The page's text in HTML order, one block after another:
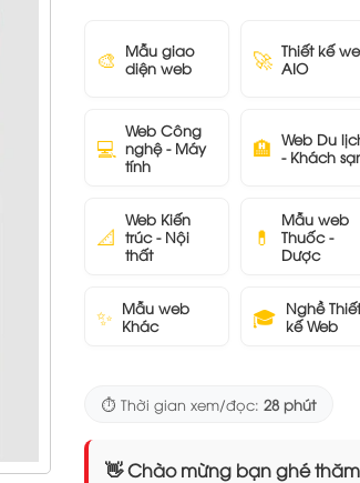
🎨
Mẫu giao
diện web
🚀 Thiết kế
AIO
💻
Web Công
nghệ - Máy
tính
🏨 Web Du
- Khách
📐
Web Kiến
trúc - Nội
thất
💊
Mẫu web
Thuốc -
Dược
✨ Mẫu web
Khác
🎓 Nghề
kế Web
⏱️ Thời gian xem/đọc: 28 phút
👋 Chào mừng bạn ghé thăm